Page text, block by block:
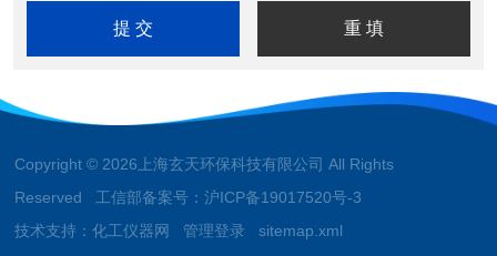
Copyright © 2026上海玄天环保科技有限公司 All Rights
Reserved 工信部备案号：沪ICP备19017520号-3
技术支持：化工仪器网 管理登录 sitemap.xml